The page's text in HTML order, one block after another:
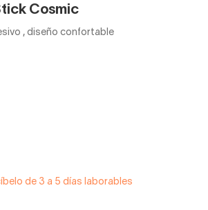
Cosmic
, diseño confortable
de 3 a 5 días laborables